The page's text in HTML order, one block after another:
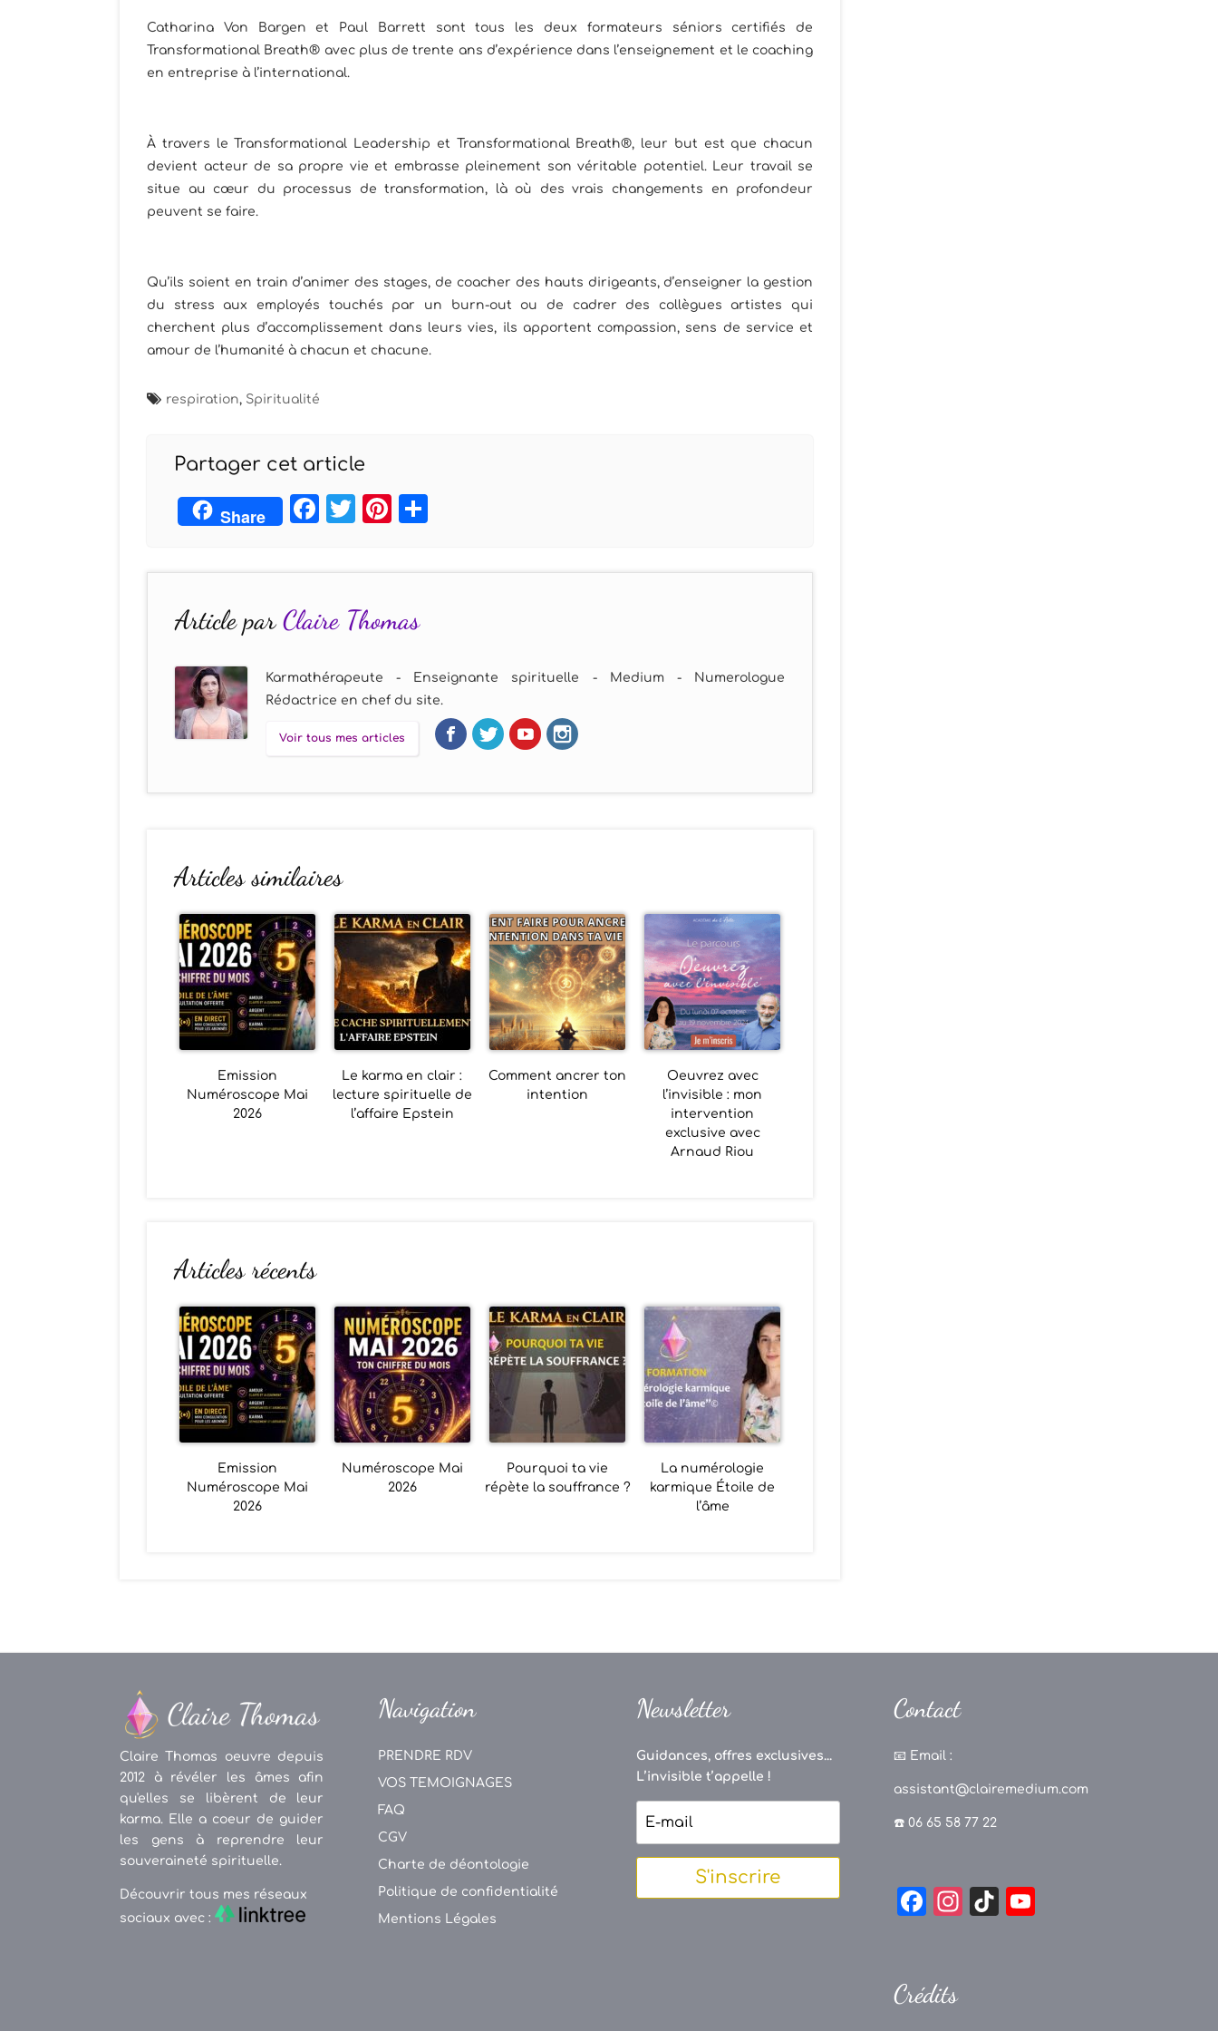
Catharina Von Bargen et Paul Barrett sont tous les deux formateurs séniors certifiés de
Transformational Breath® avec plus de trente ans d’expérience dans l’enseignement et le coaching
en entreprise à l’international.
À travers le Transformational Leadership et Transformational Breath®, leur but est que chacun
devient acteur de sa propre vie et embrasse pleinement son véritable potentiel. Leur travail se
situe au cœur du processus de transformation, là où des vrais changements en profondeur
peuvent se faire.
Qu’ils soient en train d’animer des stages, de coacher des hauts dirigeants, d’enseigner la gestion
du stress aux employés touchés par un burn-out ou de cadrer des collègues artistes qui
cherchent plus d’accomplissement dans leurs vies, ils apportent compassion, sens de service et
amour de l’humanité à chacun et chacune.
respiration, Spiritualité
Partager cet article
Share Facebook
TwitterPinterest
Article parClaire Thomas
Karmathérapeute - Enseignante spirituelle - Medium - Numerologue
Rédactrice en chef du site.
Voir tous mes articles
Articles similaires
Emission
Numéroscope Mai
2026
Le karma en clair :
lecture spirituelle de
l’affaire Epstein
Comment ancrer ton
intention
Oeuvrez avec
l’invisible : mon
intervention
exclusive avec
Arnaud Riou
Articles récents
Emission
Numéroscope Mai
2026
Numéroscope Mai
2026
Pourquoi ta vie
répète la souffrance ?
La numérologie
karmique Étoile de
l’âme
Claire Thomas oeuvre depuis
2012 à révéler les âmes afin
qu'elles se libèrent de leur
karma. Elle a coeur de guider
les gens à reprendre leur
souveraineté spirituelle.
Découvrir tous mes réseaux
sociaux avec :
Navigation
PRENDRE RDV
VOS TEMOIGNAGES
FAQ
CGV
Charte de déontologie
Politique de confidentialité
Mentions Légales
Newsletter
Guidances, offres exclusives...
L’invisible t’appelle !
S'inscrire
Contact
📧 Email :
assistant@clairemedium.com
☎️ 06 65 58 77 22
F
e
In
Ti
Crédits